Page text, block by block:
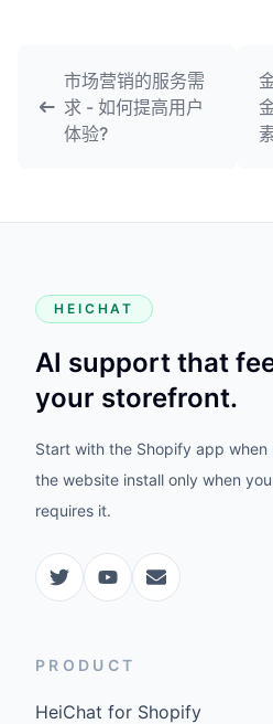
市场营销的服务需
求 - 如何提高用户
体验?
HEICHAT
AI support that
your storefront.
Start with the Shopify app
the website install only when
requires it.
PRODUCT
HeiChat for Shopify